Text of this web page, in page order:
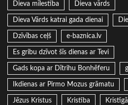
Dieva mīlestība Dieva vārds
Dieva Vārds katrai gada dienai
Dzīvības ceļš e-baznica.lv
Es gribu dzīvot šīs dienas ar Tevi
Gads kopa ar Dītrihu Bonhēferu
Ikdienas ar Pirmo Mozus grāmatu
Jēzus Kristus Kristība